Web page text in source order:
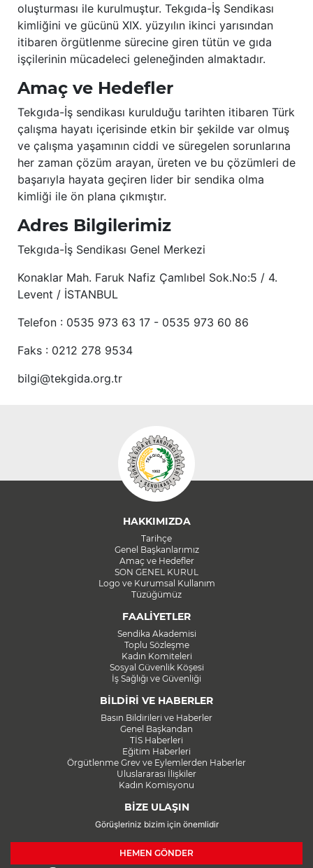
oluşturması ile kurulmuştur. Tekgıda-İş Sendikası
kimliğini ve gücünü XIX. yüzyılın ikinci yarısından
itibaren örgütlenme sürecine giren tütün ve gıda
işçilerinin mücadeleci geleneğinden almaktadır.
Amaç ve Hedefler
Tekgıda-İş sendikası kurulduğu tarihten itibaren Türk
çalışma hayatı içerisinde etkin bir şekilde var olmuş
ve çalışma yaşamının ciddi ve süregelen sorunlarına
her zaman çözüm arayan, üreten ve bu çözümleri de
başarıyla hayata geçiren lider bir sendika olma
kimliği ile ön plana çıkmıştır.
Adres Bilgilerimiz
Tekgıda-İş Sendikası Genel Merkezi
Konaklar Mah. Faruk Nafiz Çamlıbel Sok.No:5 / 4.
Levent / İSTANBUL
Telefon : 0535 973 63 17 - 0535 973 60 86
Faks : 0212 278 9534
bilgi@tekgida.org.tr
HAKKIMIZDA
Tarihçe
Genel Başkanlarımız
Amaç ve Hedefler
SON GENEL KURUL
Logo ve Kurumsal Kullanım
Tüzüğümüz
FAALİYETLER
Sendika Akademisi
Toplu Sözleşme
Kadın Komiteleri
Sosyal Güvenlik Köşesi
İş Sağlığı ve Güvenliği
BİLDİRİ VE HABERLER
Basın Bildirileri ve Haberler
Genel Başkandan
TİS Haberleri
Eğitim Haberleri
Örgütlenme Grev ve Eylemlerden Haberler
Uluslararası İlişkiler
Kadın Komisyonu
BİZE ULAŞIN
Görüşleriniz bizim için önemlidir
HEMEN GÖNDER